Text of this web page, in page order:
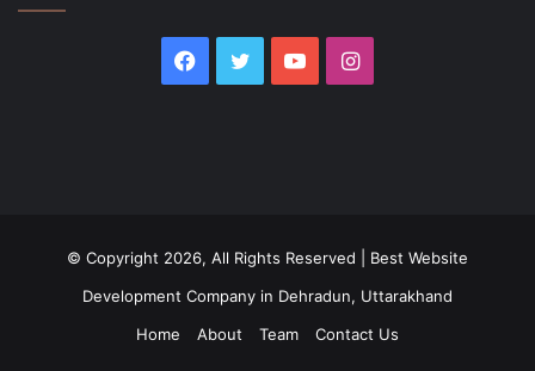
Facebook
Twitter YouTubeInstagram
© Copyright 2026, All Rights Reserved | Best Website
Development Company in Dehradun, Uttarakhand
Home
About Team Contact Us